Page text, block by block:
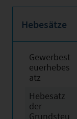
Hebesätze
Gewerbest
euerhebes
atz
Hebesatz
der
Grundsteu